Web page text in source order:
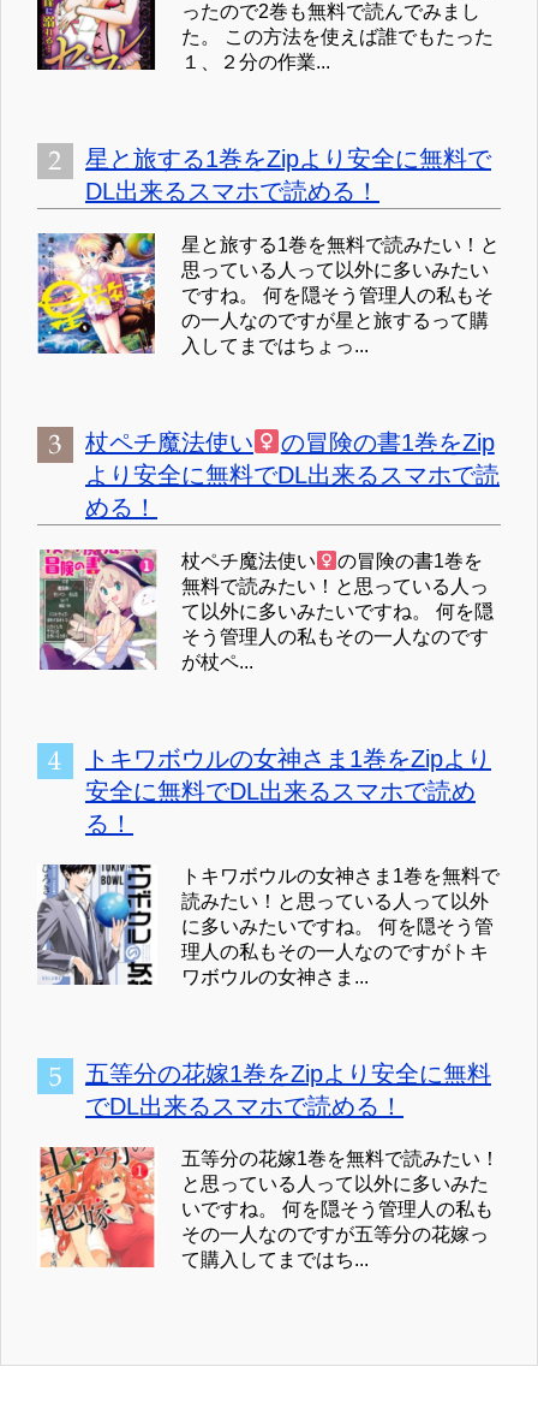
ったので2巻も無料で読んでみまし
た。 この方法を使えば誰でもたった
１、２分の作業...
星と旅する1巻をZipより安全に無料で
DL出来るスマホで読める！
星と旅する1巻を無料で読みたい！と
思っている人って以外に多いみたい
ですね。 何を隠そう管理人の私もそ
の一人なのですが星と旅するって購
入してまではちょっ...
杖ペチ魔法使い
の冒険の書1巻をZip
より安全に無料でDL出来るスマホで読
める！
杖ペチ魔法使い
の冒険の書1巻を
無料で読みたい！と思っている人っ
て以外に多いみたいですね。 何を隠
そう管理人の私もその一人なのです
が杖ペ...
トキワボウルの女神さま1巻をZipより
安全に無料でDL出来るスマホで読め
る！
トキワボウルの女神さま1巻を無料で
読みたい！と思っている人って以外
に多いみたいですね。 何を隠そう管
理人の私もその一人なのですがトキ
ワボウルの女神さま...
五等分の花嫁1巻をZipより安全に無料
でDL出来るスマホで読める！
五等分の花嫁1巻を無料で読みたい！
と思っている人って以外に多いみた
いですね。 何を隠そう管理人の私も
その一人なのですが五等分の花嫁っ
て購入してまではち...